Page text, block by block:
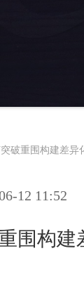
破重围构建差异
12 11:52
围构建